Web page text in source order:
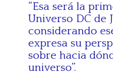
“Esa será la
Universo DC de
considerando
expresa su
sobre hacia
universo”.